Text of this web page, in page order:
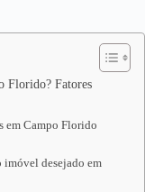
Florido? Fatores
em Campo Florido
imóvel desejado em